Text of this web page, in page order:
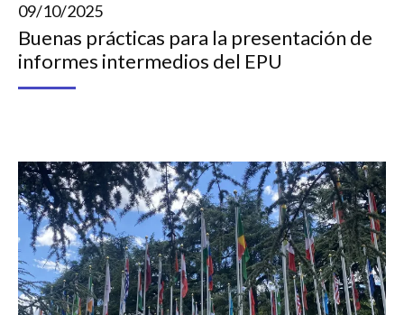
09/10/2025
Buenas prácticas para la presentación de
informes intermedios del EPU